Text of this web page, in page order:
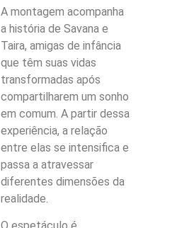
A montagem acompanha
a história de Savana e
Taira, amigas de infância
que têm suas vidas
transformadas após
compartilharem um sonho
em comum. A partir dessa
experiência, a relação
entre elas se intensifica e
passa a atravessar
diferentes dimensões da
realidade.